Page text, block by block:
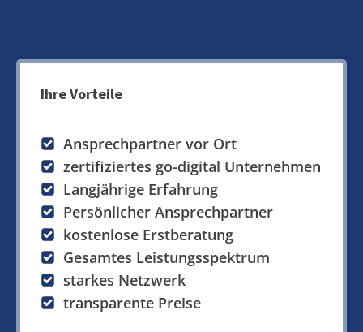
Ihre Vorteile
Ansprechpartner vor Ort
zertifiziertes go-digital Unternehmen
Langjährige Erfahrung
Persönlicher Ansprechpartner
kostenlose Erstberatung
Gesamtes Leistungsspektrum
starkes Netzwerk
transparente Preise